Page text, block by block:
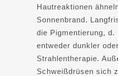
Hautreaktionen
Sonnenbrand.
die Pigmentierung, d.
entweder dunkler
Strahlentherapie.
Schweißdrüsen sich